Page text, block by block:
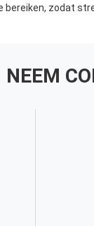
bereiken, zodat
NEEM